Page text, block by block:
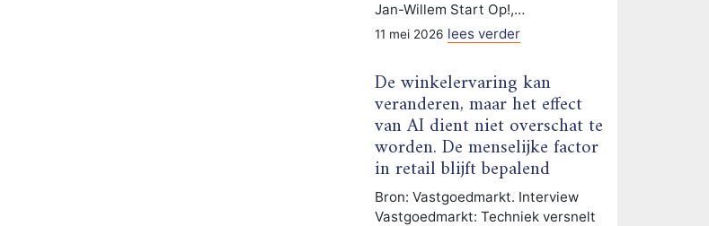
Jan-Willem Start Op!,…
11 mei 2026 lees verder
De winkelervaring kan
veranderen, maar het effect
van AI dient niet overschat te
worden. De menselijke factor
in retail blijft bepalend
Bron: Vastgoedmarkt. Interview
Vastgoedmarkt: Techniek versnelt